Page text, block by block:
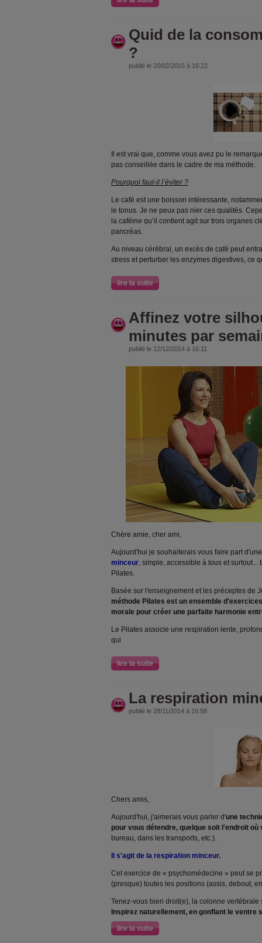
Quid de la
?
publié le 20/02/2015 à 16:22
Il est vrai que, comme vous avez pu le
pas conseillée dans le cadre de ma méthode.
Pourquoi faut-il l’éviter ?
Le café est une boisson intéressante,
le tonus. Je ne peux pas nier ces qualités.
la caféine qu’il contient agit sur trois organes
pancréas.
Au niveau cérébral, un excès de café peut
stress et perturber les enzymes digestives, ce
lire la suite
Affinez votre
minutes par
publié le 12/12/2014 à 16:11
Chère amie, cher ami,
Aujourd'hui je souhaiterais vous faire part
minceur, simple, accessible à tous et
Pilates.
Basée sur l'enseignement et les préceptes de
méthode Pilates est un ensemble
morale pour créer une parfaite harmonie
Le Pilates associe une respiration lente,
qui
lire la suite
La respiration
publié le 28/11/2014 à 16:58
Chers amis,
Aujourd'hui, j'aimerais vous parler d'une
pour vous détendre, quelque soit l'endroit
bureau, dans les transports, etc.).
Il s'agit de la respiration minceur.
Cet exercice de « psychomédecine » peut se
(presque) toutes les positions (assis, debout,
Tenez-vous bien droit(e), la colonne
Inspirez naturellement, en gonflant le ventre
lire la suite